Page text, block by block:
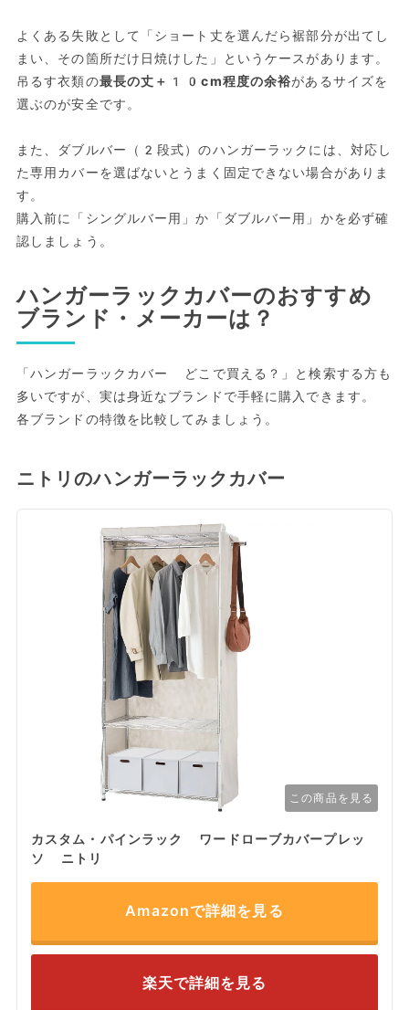
よくある失敗として「ショート丈を選んだら裾部分が出てし
まい、その箇所だけ日焼けした」というケースがあります。
吊るす衣類の最長の丈＋10cm程度の余裕があるサイズを
選ぶのが安全です。
また、ダブルバー（2段式）のハンガーラックには、対応し
た専用カバーを選ばないとうまく固定できない場合がありま
す。
購入前に「シングルバー用」か「ダブルバー用」かを必ず確
認しましょう。
ハンガーラックカバーのおすすめ
ブランド・メーカーは？
「ハンガーラックカバー どこで買える？」と検索する方も
多いですが、実は身近なブランドで手軽に購入できます。
各ブランドの特徴を比較してみましょう。
ニトリのハンガーラックカバー
この商品を見る
カスタム・パインラック ワードローブカバープレッ
ソ ニトリ
Amazonで詳細を見る
楽天で詳細を見る